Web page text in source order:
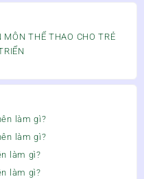
MÔN THỂ THAO CHO TRẺ
làm gì?
làm gì?
làm gì?
làm gì?